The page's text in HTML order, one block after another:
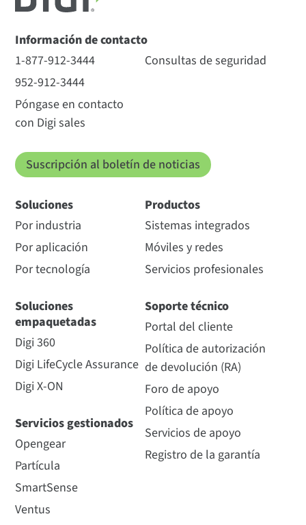
Información de contacto
1-877-912-3444
952-912-3444
Póngase en contacto
con Digi sales
Consultas de seguridad
Suscripción al boletín de noticias
Soluciones
Por industria
Por aplicación
Por tecnología
Soluciones
empaquetadas
Digi 360
Digi LifeCycle Assurance
Digi X-ON
Servicios gestionados
Opengear
Partícula
SmartSense
Ventus
Productos
Sistemas integrados
Móviles y redes
Servicios profesionales
Soporte técnico
Portal del cliente
Política de autorización
de devolución (RA)
Foro de apoyo
Política de apoyo
Servicios de apoyo
Registro de la garantía